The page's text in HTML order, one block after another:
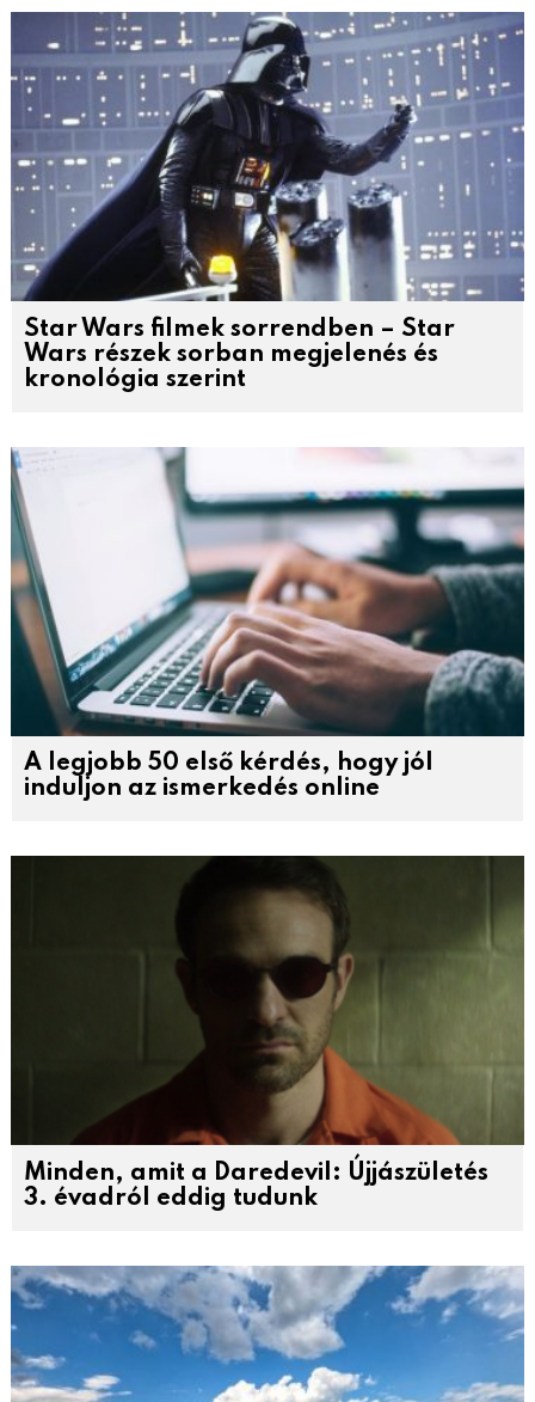
Star Wars filmek sorrendben – Star
Wars részek sorban megjelenés és
kronológia szerint
A legjobb 50 első kérdés, hogy jól
induljon az ismerkedés online
Minden, amit a Daredevil: Újjászületés
3. évadról eddig tudunk